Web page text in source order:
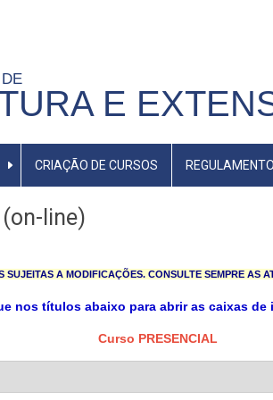
E
CRIAÇÃO DE CURSOS REGULAMENTO
line)
SUJEITAS A MODIFICAÇÕES. CONSULTE SEMPRE AS
nos títulos abaixo para abrir as caixas de
Curso PRESENCIAL